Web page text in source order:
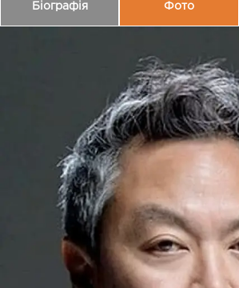
Біографія Фото